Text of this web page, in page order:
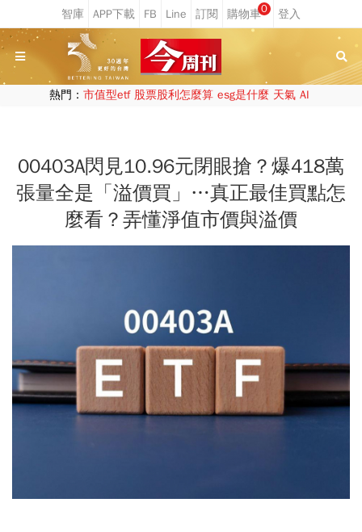
0
熱門： 市值型etf 股票股利怎麼算 esg是什麼 天氣 AI
00403A閃見10.96元閉眼搶？爆418萬
張量全是「溢價買」…真正最佳買點怎
麼看？弄懂淨值市價與溢價